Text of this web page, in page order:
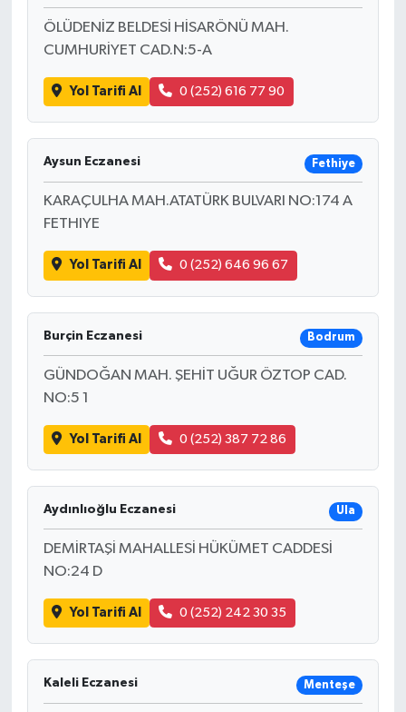
ÖLÜDENİZ BELDESİ HİSARÖNÜ MAH.
CUMHURİYET CAD.N:5-A
Yol Tarifi Al 0 (252) 616 77 90
Aysun Eczanesi Fethiye
KARAÇULHA MAH.ATATÜRK BULVARI NO:174 A
FETHIYE
Yol Tarifi Al 0 (252) 646 96 67
Burçin Eczanesi Bodrum
GÜNDOĞAN MAH. ŞEHİT UĞUR ÖZTOP CAD.
NO:5 1
Yol Tarifi Al 0 (252) 387 72 86
Aydınlıoğlu Eczanesi Ula
DEMİRTAŞİ MAHALLESİ HÜKÜMET CADDESİ
NO:24 D
Yol Tarifi Al 0 (252) 242 30 35
Kaleli Eczanesi Menteşe